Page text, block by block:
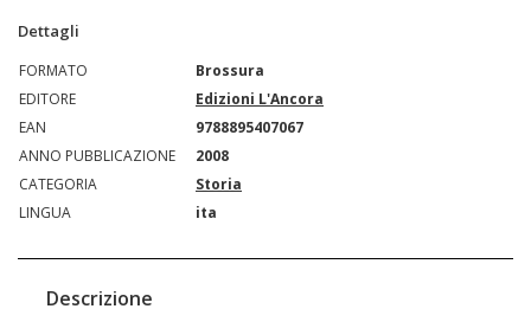
Dettagli
FORMATO
Brossura
EDITORE
Edizioni L'Ancora
EAN
9788895407067
ANNO PUBBLICAZIONE
2008
CATEGORIA
Storia
LINGUA
ita
Descrizione